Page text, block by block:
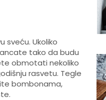
sveću. Ukoliko
tako da budu
obmotati nekoliko
rasvetu. Tegle
bombonama,